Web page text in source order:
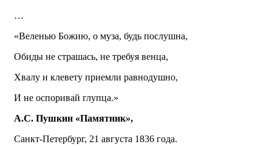
…
«Веленью Божию, о муза, будь послушна,
Обиды не страшась, не требуя венца,
Хвалу и клевету приемли равнодушно,
И не оспоривай глупца.»
А.С. Пушкин «Памятник»,
Санкт-Петербург, 21 августа 1836 года.